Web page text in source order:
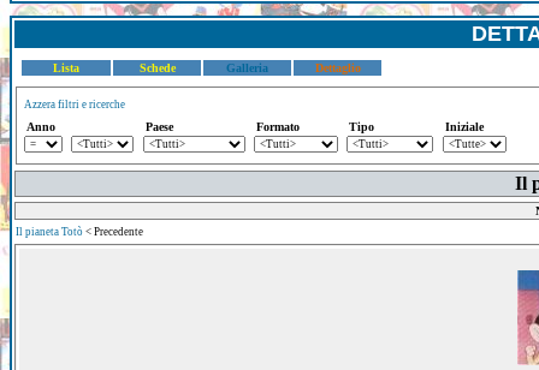
Lista Schede Galleria Dettaglio
Azzera filtri e ricerche
Anno Paese Formato Tipo Iniziale
Il
Il pianeta Totò < Precedente